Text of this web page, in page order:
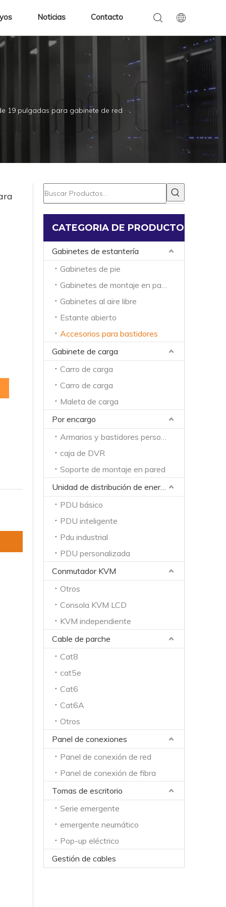
Noticias Contacto
19 pulgadas para gabinete de red
CATEGORIA DE PRODUCTO
Gabinetes de estantería
Gabinetes de pie
Gabinetes de montaje en pared
Gabinetes al aire libre
Estante abierto
Accesorios para bastidores
Gabinete de carga
Carro de carga
Carro de carga
Maleta de carga
Por encargo
Armarios y bastidores personalizados
caja de DVR
Soporte de montaje en pared
Unidad de distribución de energía
PDU básico
PDU inteligente
Pdu industrial
PDU personalizada
Conmutador KVM
Otros
Consola KVM LCD
KVM independiente
Cable de parche
Cat8
cat5e
Cat6
Cat6A
Otros
Panel de conexiones
Panel de conexión de red
Panel de conexión de fibra
Tomas de escritorio
Serie emergente
emergente neumático
Pop-up eléctrico
Gestión de cables